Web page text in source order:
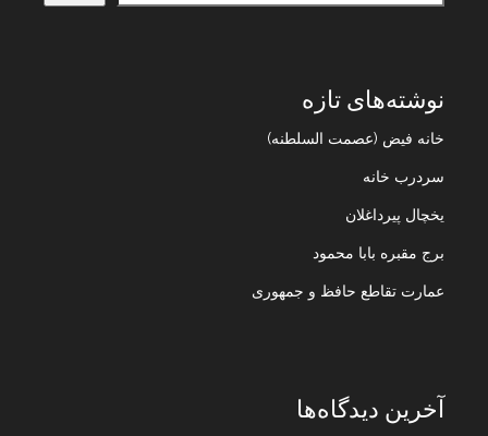
نوشته‌های تازه
خانه فیض (عصمت السلطنه)
سردرب خانه
یخچال پیرداغلان
برج مقبره بابا محمود
عمارت تقاطع حافظ و جمهوری
آخرین دیدگاه‌ها